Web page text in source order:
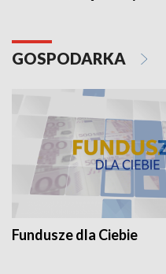
GOSPODARKA
Fundusze dla Ciebie